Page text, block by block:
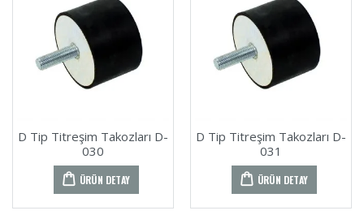
D Tip Titreşim Takozları D-
030
ÜRÜN DETAY
D Tip Titreşim Takozları D-
031
ÜRÜN DETAY